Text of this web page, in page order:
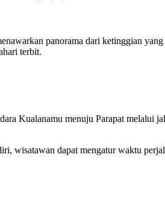
panorama dari ketinggian
terbit.
Kualanamu menuju Parapat melalui
wisatawan dapat mengatur waktu